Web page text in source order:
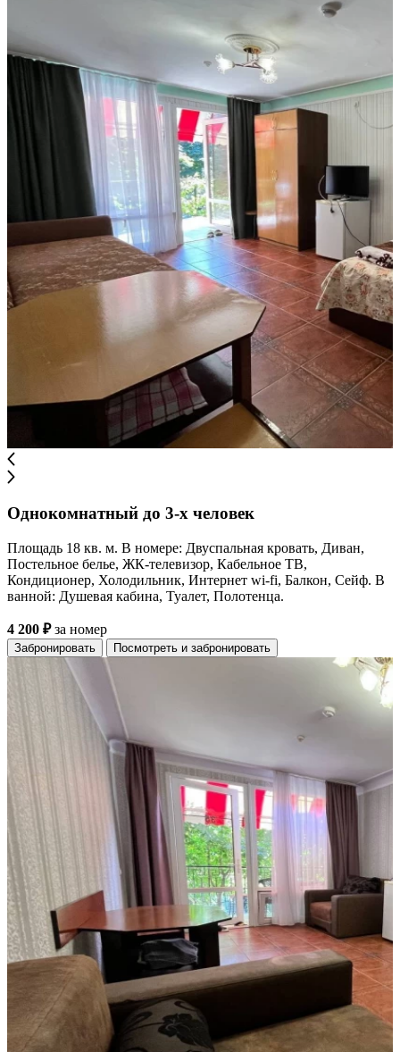
Однокомнатный до 3-х человек
Площадь 18 кв. м. В номере: Двуспальная кровать, Диван,
Постельное белье, ЖК-телевизор, Кабельное ТВ,
Кондиционер, Холодильник, Интернет wi-fi, Балкон, Сейф. В
ванной: Душевая кабина, Туалет, Полотенца.
4 200 ₽за номер
Забронировать Посмотреть и забронировать